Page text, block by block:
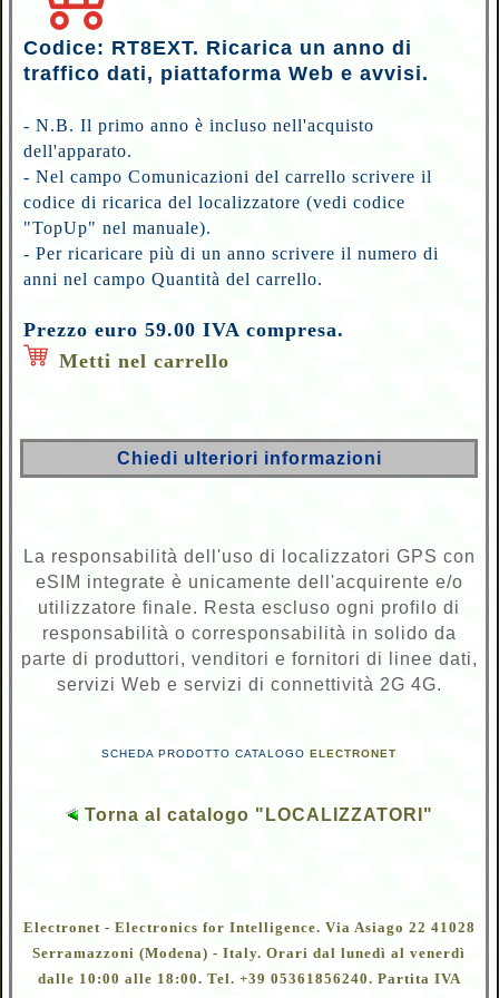
Codice: RT8EXT. Ricarica un anno di
traffico dati, piattaforma Web e avvisi.
- N.B. Il primo anno è incluso nell'acquisto
dell'apparato.
- Nel campo Comunicazioni del carrello scrivere il
codice di ricarica del localizzatore (vedi codice
"TopUp" nel manuale).
- Per ricaricare più di un anno scrivere il numero di
anni nel campo Quantità del carrello.
Prezzo euro 59.00 IVA compresa.
Metti nel carrello
Chiedi ulteriori informazioni
La responsabilità dell'uso di localizzatori GPS con
eSIM integrate è unicamente dell'acquirente e/o
utilizzatore finale. Resta escluso ogni profilo di
responsabilità o corresponsabilità in solido da
parte di produttori, venditori e fornitori di linee dati,
servizi Web e servizi di connettività 2G 4G.
SCHEDA PRODOTTO CATALOGOELECTRONET
Torna al catalogo "LOCALIZZATORI"
Electronet - Electronics for Intelligence. Via Asiago 22 41028
Serramazzoni (Modena) - Italy. Orari dal lunedì al venerdì
dalle 10:00 alle 18:00. Tel. +39 05361856240. Partita IVA